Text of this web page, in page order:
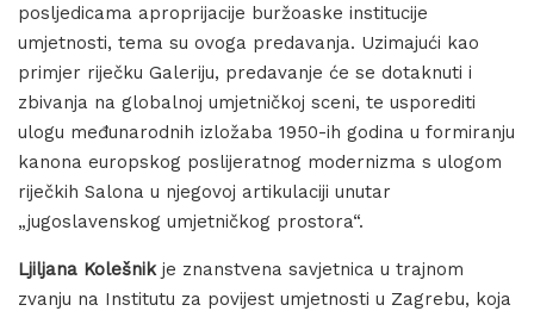
posljedicama aproprijacije buržoaske institucije
umjetnosti, tema su ovoga predavanja. Uzimajući kao
primjer riječku Galeriju, predavanje će se dotaknuti i
zbivanja na globalnoj umjetničkoj sceni, te usporediti
ulogu međunarodnih izložaba 1950-ih godina u formiranju
kanona europskog poslijeratnog modernizma s ulogom
riječkih Salona u njegovoj artikulaciji unutar
„jugoslavenskog umjetničkog prostora“.
Ljiljana Kolešnikje znanstvena savjetnica u trajnom
zvanju na Institutu za povijest umjetnosti u Zagrebu, koja